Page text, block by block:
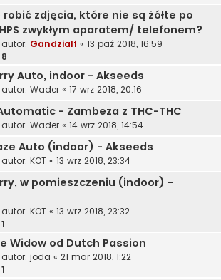
zdjęcia, które nie są żółte po
zwykłym aparatem/ telefonem?
Gandzialf « 13 paź 2018, 16:59
8
Auto, indoor - Akseeds
Wader « 17 wrz 2018, 20:16
- Zambeza z THC-THC
Wader « 14 wrz 2018, 14:54
Auto (indoor) - Akseeds
KOT « 13 wrz 2018, 23:34
w pomieszczeniu (indoor) -
KOT « 13 wrz 2018, 23:32
1
Widow od Dutch Passion
joda « 21 mar 2018, 1:22
1